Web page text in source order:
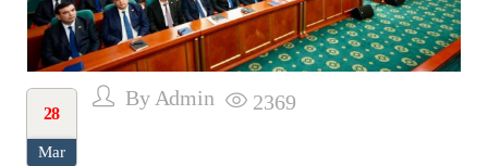
28
Mar
By Admin 2369